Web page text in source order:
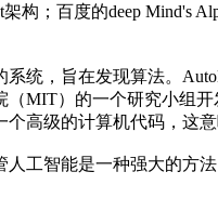
构；百度的deep Mind's
统，旨在发现算法。
MIT）的一个研究小组
高级的计算机代码，这
工智能是一种强大的方